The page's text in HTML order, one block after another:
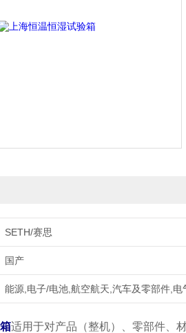
SETH/赛思
国产
能源,电子/电池,航空航天,汽车及零部件,电
适用于对产品（整机）、零部件、